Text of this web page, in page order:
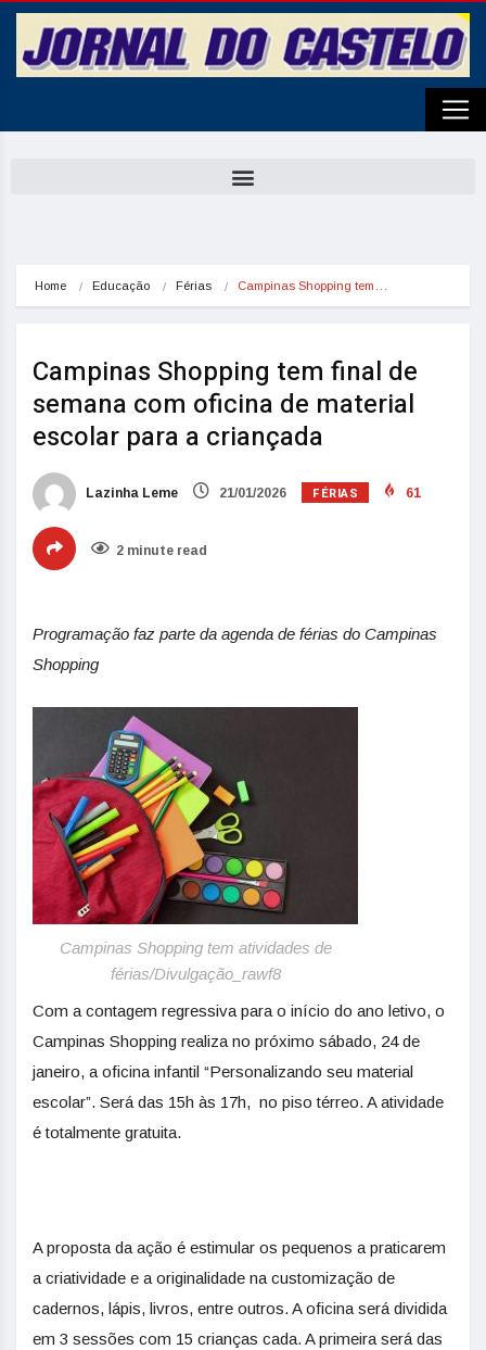
Home Educação Férias Campinas Shopping tem…
Campinas Shopping tem final de
semana com oficina de material
escolar para a criançada
Lazinha Leme 21/01/2026 FÉRIAS 61
2 minute read
Programação faz parte da agenda de férias do Campinas
Shopping
Campinas Shopping tem atividades de
férias/Divulgação_rawf8
Com a contagem regressiva para o início do ano letivo, o
Campinas Shopping realiza no próximo sábado, 24 de
janeiro, a oficina infantil “Personalizando seu material
escolar”. Será das 15h às 17h, no piso térreo. A atividade
é totalmente gratuita.
A proposta da ação é estimular os pequenos a praticarem
a criatividade e a originalidade na customização de
cadernos, lápis, livros, entre outros. A oficina será dividida
em 3 sessões com 15 crianças cada. A primeira será das